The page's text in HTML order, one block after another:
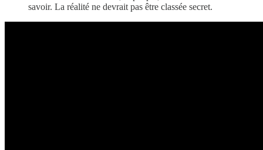
savoir. La réalité ne devrait pas être classée secret.